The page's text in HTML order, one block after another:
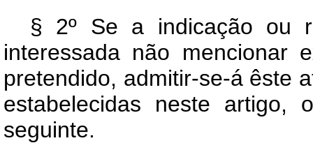
§ 2º Se a indicação ou
interessada não mencionar
pretendido, admitir-se-á êste
estabelecidas neste artigo,
seguinte.